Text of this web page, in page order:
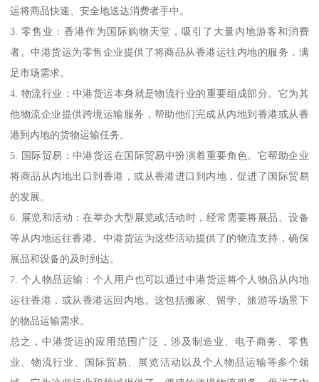
运将商品快速、安全地送达消费者手中。
3. 零售业：香港作为国际购物天堂，吸引了大量内地游客和消费
者。中港货运为零售企业提供了将商品从香港运往内地的服务，满
足市场需求。
4. 物流行业：中港货运本身就是物流行业的重要组成部分。它为其
他物流企业提供跨境运输服务，帮助他们完成从内地到香港或从香
港到内地的货物运输任务。
5. 国际贸易：中港货运在国际贸易中扮演着重要角色。它帮助企业
将商品从内地出口到香港，或从香港进口到内地，促进了国际贸易
的发展。
6. 展览和活动：在举办大型展览或活动时，经常需要将展品、设备
等从内地运往香港。中港货运为这些活动提供了的物流支持，确保
展品和设备的及时到达。
7. 个人物品运输：个人用户也可以通过中港货运将个人物品从内地
运往香港，或从香港运回内地。这包括搬家、留学、旅游等场景下
的物品运输需求。
总之，中港货运的应用范围广泛，涉及制造业、电子商务、零售
业、物流行业、国际贸易、展览活动以及个人物品运输等多个领